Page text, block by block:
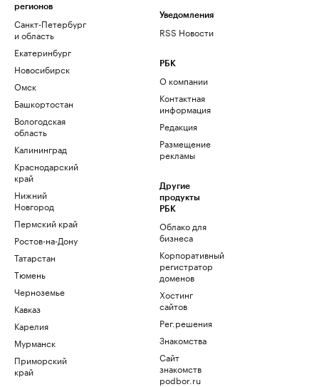
регионов
Санкт-Петербург
и область
Екатеринбург
Новосибирск
Омск
Башкортостан
Вологодская
область
Калининград
Краснодарский
край
Нижний
Новгород
Пермский край
Ростов-на-Дону
Татарстан
Тюмень
Черноземье
Кавказ
Карелия
Мурманск
Приморский
край
Уведомления
RSS Новости
РБК
О компании
Контактная
информация
Редакция
Размещение
рекламы
Другие
продукты
РБК
Облако для
бизнеса
Корпоративный
регистратор
доменов
Хостинг
сайтов
Рег.решения
Знакомства
Сайт
знакомств
podbor.ru